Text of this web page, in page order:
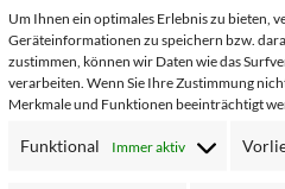
Um Ihnen ein optimales Erlebnis zu bieten,
Geräteinformationen zu speichern bzw.
zustimmen, können wir Daten wie das
verarbeiten. Wenn Sie Ihre Zustimmung
Merkmale und Funktionen beeinträchtigt
Funktional Immer aktiv